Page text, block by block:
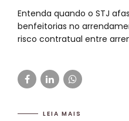
Entenda quando o STJ
benfeitorias no
risco contratual entre
LEIA MAIS